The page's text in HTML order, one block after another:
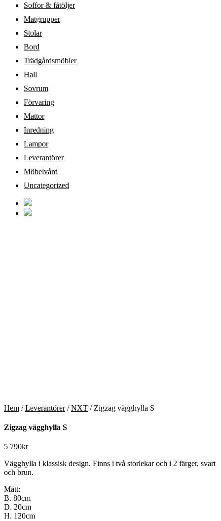
Soffor & fåtöljer
Matgrupper
Stolar
Bord
Trädgårdsmöbler
Hall
Sovrum
Förvaring
Mattor
Inredning
Lampor
Leverantörer
Möbelvård
Uncategorized
Hem /Leverantörer/NXT / Zigzag vägghylla S
Zigzag vägghylla S
5 790kr
Vägghylla i klassisk design. Finns i två storlekar och i 2 färger, svart
och brun.
Mått:
B. 80cm
D. 20cm
H. 120cm